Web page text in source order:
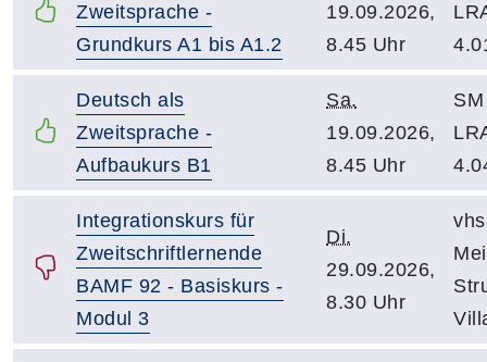
Zweitsprache -
Grundkurs A1 bis A1.2
19.09.2026,
8.45 Uhr
Deutsch als
Zweitsprache -
Aufbaukurs B1
Sa.
19.09.2026,
8.45 Uhr
Integrationskurs für
Zweitschriftlernende
BAMF 92 - Basiskurs -
Modul 3
Di.
29.09.2026,
8.30 Uhr